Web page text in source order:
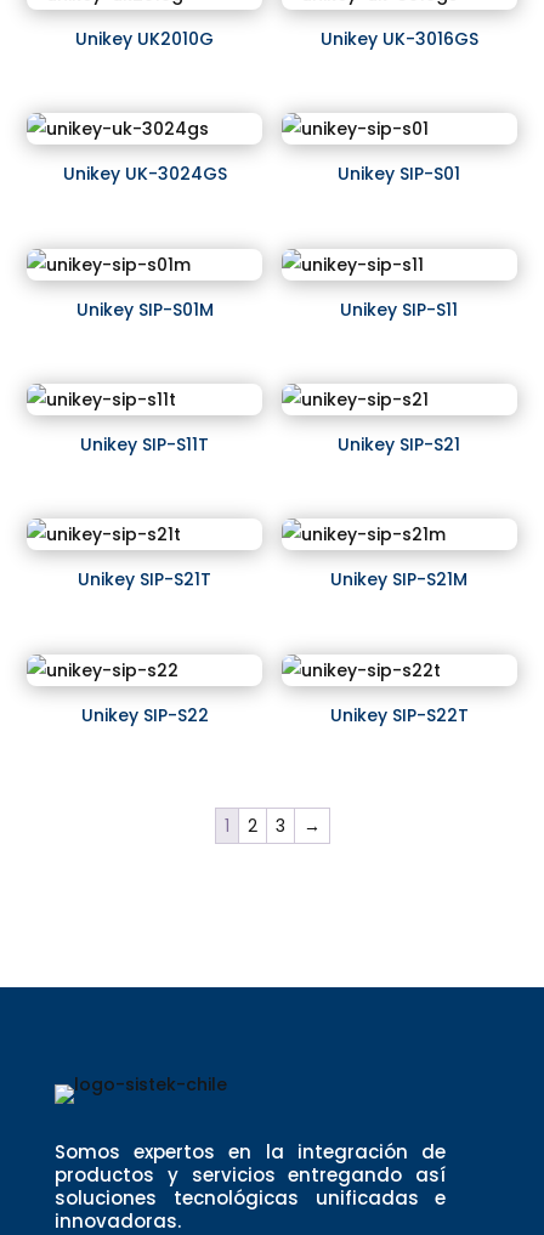
Unikey UK2010G Unikey UK-3016GS
Unikey UK-3024GS Unikey SIP-S01
Unikey SIP-S01M Unikey SIP-S11
Unikey SIP-S11T Unikey SIP-S21
Unikey SIP-S21T Unikey SIP-S21M
Unikey SIP-S22 Unikey SIP-S22T
1 2 3 →
Somos expertos en la integración de
productos y servicios entregando así
soluciones tecnológicas unificadas e
innovadoras.